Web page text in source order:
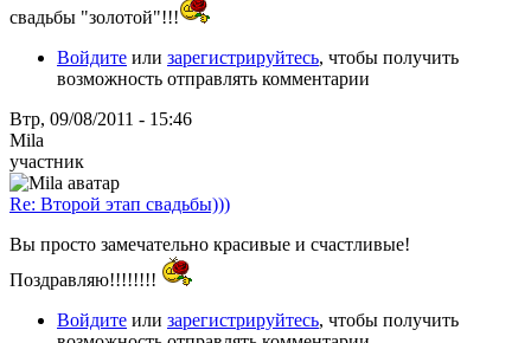
свадьбы "золотой"!!!
Войдите или зарегистрируйтесь, чтобы получить
возможность отправлять комментарии
Втр, 09/08/2011 - 15:46
Mila
участник
Re: Второй этап свадьбы)))
Вы просто замечательно красивые и счастливые!
Поздравляю!!!!!!!!
Войдите или зарегистрируйтесь, чтобы получить